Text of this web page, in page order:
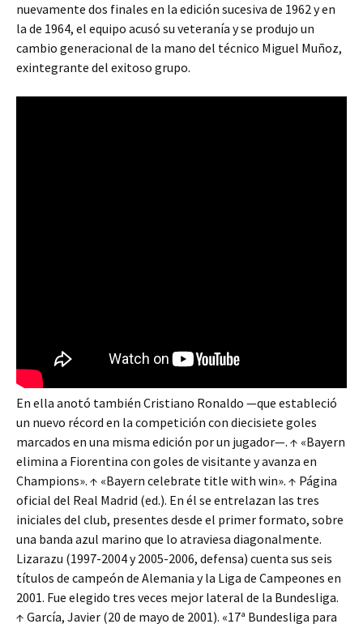
nuevamente dos finales en la edición sucesiva de 1962 y en
la de 1964, el equipo acusó su veteranía y se produjo un
cambio generacional de la mano del técnico Miguel Muñoz,
exintegrante del exitoso grupo.
En ella anotó también Cristiano Ronaldo —que estableció
un nuevo récord en la competición con diecisiete goles
marcados en una misma edición por un jugador—. ↑ «Bayern
elimina a Fiorentina con goles de visitante y avanza en
Champions». ↑ «Bayern celebrate title with win». ↑ Página
oficial del Real Madrid (ed.). En él se entrelazan las tres
iniciales del club, presentes desde el primer formato, sobre
una banda azul marino que lo atraviesa diagonalmente.
Lizarazu (1997-2004 y 2005-2006, defensa) cuenta sus seis
títulos de campeón de Alemania y la Liga de Campeones en
2001. Fue elegido tres veces mejor lateral de la Bundesliga.
↑ García, Javier (20 de mayo de 2001). «17ª Bundesliga para